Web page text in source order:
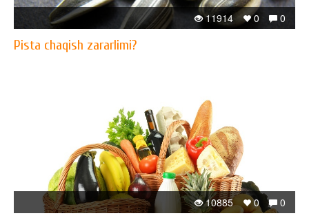
0
0
11914
Pista chaqish zararlimi?
0
0
10885